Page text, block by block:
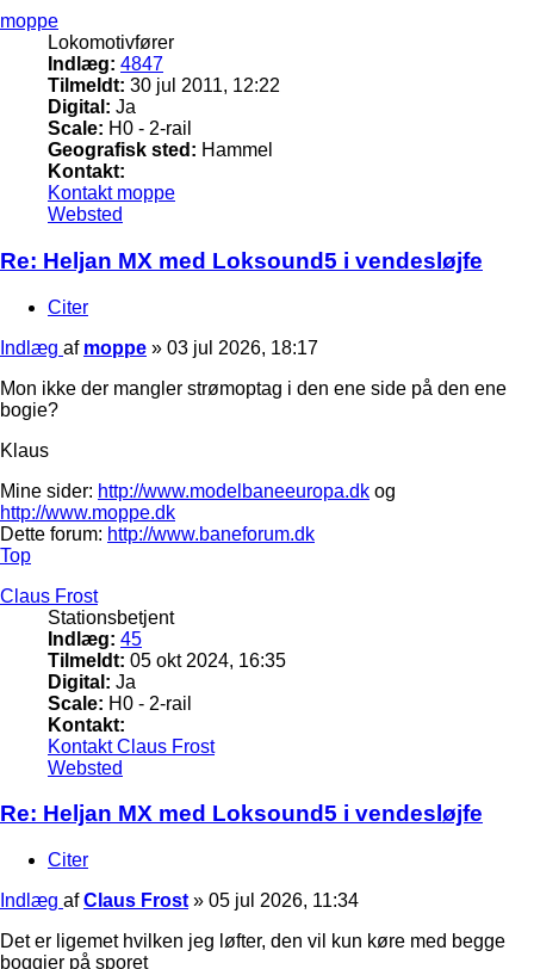
moppe
Lokomotivfører
Indlæg: 4847
Tilmeldt: 30 jul 2011, 12:22
Digital: Ja
Scale: H0 - 2-rail
Geografisk sted: Hammel
Kontakt:
Kontakt moppe
Websted
Re: Heljan MX med Loksound5 i vendesløjfe
Citer
Indlæg af moppe » 03 jul 2026, 18:17
Mon ikke der mangler strømoptag i den ene side på den ene
bogie?
Klaus
Mine sider: http://www.modelbaneeuropa.dk og
http://www.moppe.dk
Dette forum: http://www.baneforum.dk
Top
Claus Frost
Stationsbetjent
Indlæg: 45
Tilmeldt: 05 okt 2024, 16:35
Digital: Ja
Scale: H0 - 2-rail
Kontakt:
Kontakt Claus Frost
Websted
Re: Heljan MX med Loksound5 i vendesløjfe
Citer
Indlæg afClaus Frost » 05 jul 2026, 11:34
Det er ligemet hvilken jeg løfter, den vil kun køre med begge
boggier på sporet